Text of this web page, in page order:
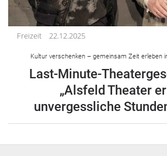
Freizeit 22.12.2025
Kultur verschenken – gemeinsam Zeit erleben
Last-Minute-
„Alsfeld Theater
unvergessliche